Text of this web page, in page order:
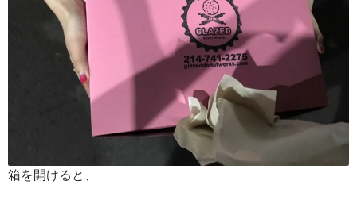
箱を開けると、